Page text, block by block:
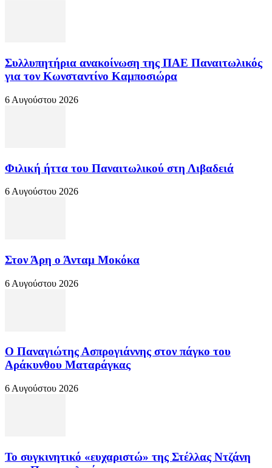
Συλλυπητήρια ανακοίνωση της ΠΑΕ Παναιτωλικός
για τον Κωνσταντίνο Καμποσιώρα
6 Αυγούστου 2026
Φιλική ήττα του Παναιτωλικού στη Λιβαδειά
6 Αυγούστου 2026
Στον Άρη ο Άνταμ Μοκόκα
6 Αυγούστου 2026
Ο Παναγιώτης Ασπρογιάννης στον πάγκο του
Αράκυνθου Ματαράγκας
6 Αυγούστου 2026
Το συγκινητικό «ευχαριστώ» της Στέλλας Ντζάνη